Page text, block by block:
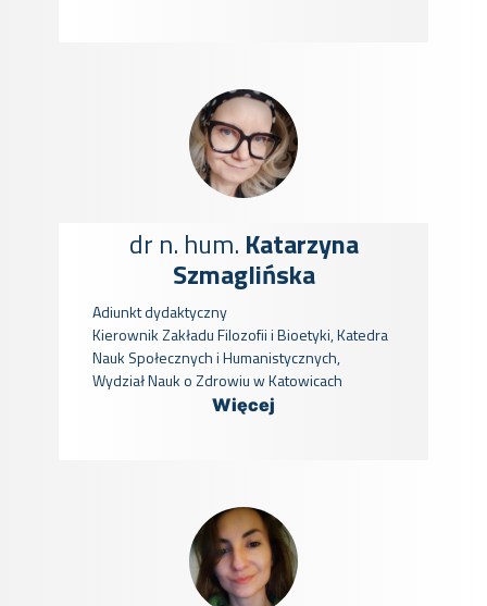
dr n. hum. Katarzyna
Szmaglińska
Adiunkt dydaktyczny
Kierownik Zakładu Filozofii i Bioetyki, Katedra
Nauk Społecznych i Humanistycznych,
Wydział Nauk o Zdrowiu w Katowicach
Więcej